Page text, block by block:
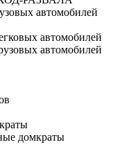
автомобилей
автомобилей
автомобилей
домкраты